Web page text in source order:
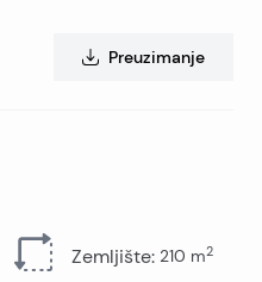
Preuzimanje
Zemljište: 210 m2